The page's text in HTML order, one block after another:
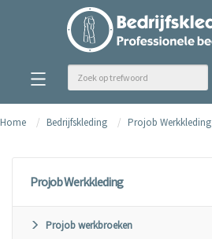
Home Bedrijfskleding Projob Werkkleding
Projob Werkkleding
Projob werkbroeken